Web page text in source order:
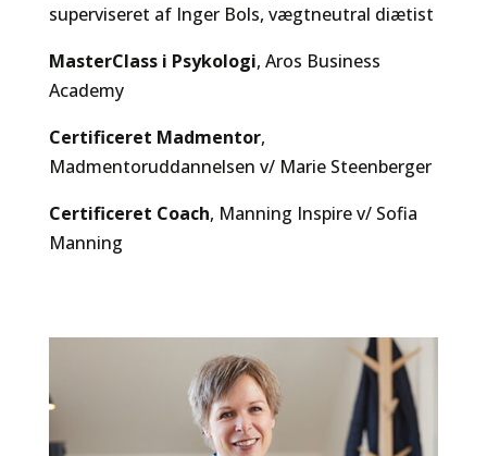
superviseret af Inger Bols, vægtneutral diætist
MasterClass i Psykologi, Aros Business
Academy
Certificeret Madmentor,
Madmentoruddannelsen v/ Marie Steenberger
Certificeret Coach, Manning Inspire v/ Sofia
Manning